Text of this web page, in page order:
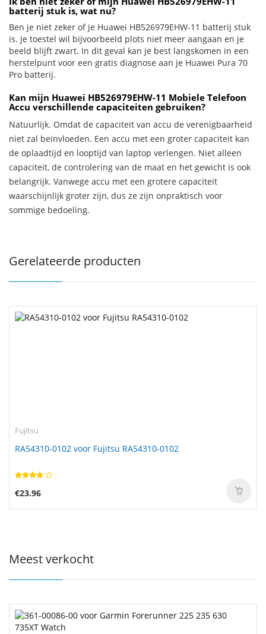
batterij stuk is, wat nu?
Ben je niet zeker of je Huawei HB526979EHW-11 batterij stuk
is. Je toestel wil bijvoorbeeld plots niet meer aangaan en je
beeld blijft zwart. In dit geval kan je best langskomen in een
herstelpunt voor een gratis diagnose aan je Huawei Pura 70
Pro batterij.
Kan mijn Huawei HB526979EHW-11 Mobiele Telefoon
Accu verschillende capaciteiten gebruiken?
Natuurlijk. Omdat de capaciteit van accu de verenigbaarheid
niet zal beïnvloeden. Een accu met een groter capaciteit kan
de oplaadtijd en looptijd van laptop verlengen. Niet alleen
capaciteit, de controlering van de maat en het gewicht is ook
belangrijk. Vanwege accu met een grotere capaciteit
waarschijnlijk groter zijn, dus ze zijn onpraktisch voor
sommige bedoeling.
Gerelateerde producten
Fujitsu
RA54310-0102 voor Fujitsu RA54310-0102
€23.96
Meest verkocht